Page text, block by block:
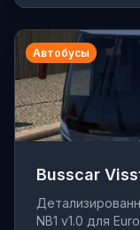
Автобусы
Busscar
NB1 v1.0 для